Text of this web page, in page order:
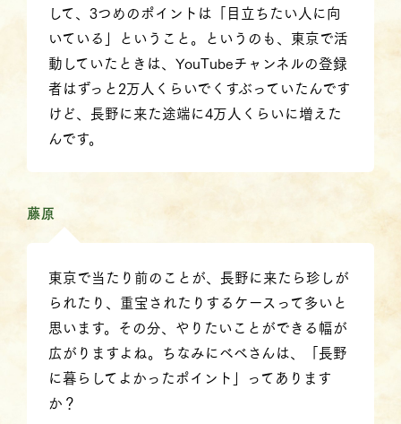
して、3つめのポイントは「目立ちたい人に向
いている」ということ。というのも、東京で活
動していたときは、YouTubeチャンネルの登録
者はずっと2万人くらいでくすぶっていたんです
けど、長野に来た途端に4万人くらいに増えた
んです。
藤原
東京で当たり前のことが、長野に来たら珍しが
られたり、重宝されたりするケースって多いと
思います。その分、やりたいことができる幅が
広がりますよね。ちなみにべべさんは、「長野
に暮らしてよかったポイント」ってあります
か？